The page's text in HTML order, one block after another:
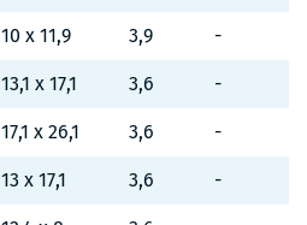
10 x 11,9 3,9 -
13,1 x 17,1 3,6 -
17,1 x 26,1 3,6 -
13 x 17,1 3,6 -